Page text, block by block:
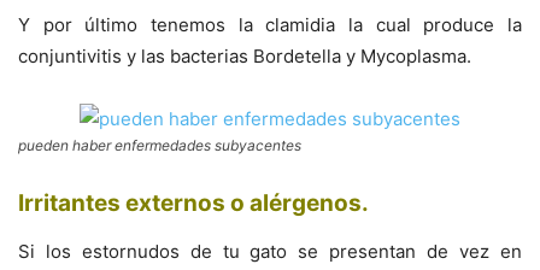
Y por último tenemos la clamidia la cual produce la
conjuntivitis y las bacterias Bordetella y Mycoplasma.
pueden haber enfermedades subyacentes
Irritantes externos o alérgenos.
Si los estornudos de tu gato se presentan de vez en